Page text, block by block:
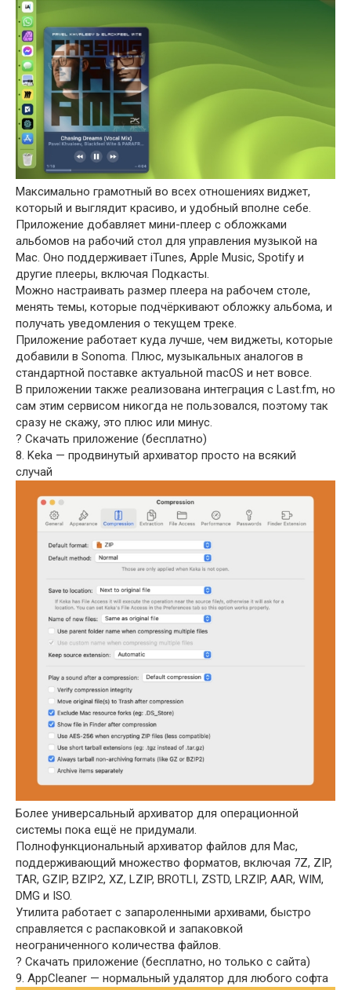
Максимально грамотный во всех отношениях виджет,
который и выглядит красиво, и удобный вполне себе.
Приложение добавляет мини-плеер с обложками
альбомов на рабочий стол для управления музыкой на
Mac. Оно поддерживает iTunes, Apple Music, Spotify и
другие плееры, включая Подкасты.
Можно настраивать размер плеера на рабочем столе,
менять темы, которые подчёркивают обложку альбома, и
получать уведомления о текущем треке.
Приложение работает куда лучше, чем виджеты, которые
добавили в Sonoma. Плюс, музыкальных аналогов в
стандартной поставке актуальной macOS и нет вовсе.
В приложении также реализована интеграция с Last.fm, но
сам этим сервисом никогда не пользовался, поэтому так
сразу не скажу, это плюс или минус.
? Скачать приложение (бесплатно)
8. Keka — продвинутый архиватор просто на всякий
случай
Более универсальный архиватор для операционной
системы пока ещё не придумали.
Полнофункциональный архиватор файлов для Mac,
поддерживающий множество форматов, включая 7Z, ZIP,
TAR, GZIP, BZIP2, XZ, LZIP, BROTLI, ZSTD, LRZIP, AAR, WIM,
DMG и ISO.
Утилита работает с запароленными архивами, быстро
справляется с распаковкой и запаковкой
неограниченного количества файлов.
? Скачать приложение (бесплатно, но только с сайта)
9. AppCleaner — нормальный удалятор для любого софта